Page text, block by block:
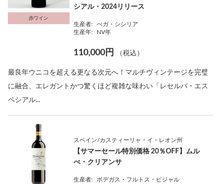
赤ワイン
シアル・2024リリース
生産者:
べガ・シシリア
生産年:
NV年
110,000円 （税込）
最良年ウニコを超える更なる次元へ！マルチヴィンテージを完璧
に融合、エレガントかつ驚くほど複雑な味わい「レセルバ・エス
ペシアル...
スペイン/カスティーリャ・イ・レオン州
【サマーセール特別価格 20％OFF】ムル
べ・クリアンサ
生産者:
ボデガス・フルトス・ビジャル